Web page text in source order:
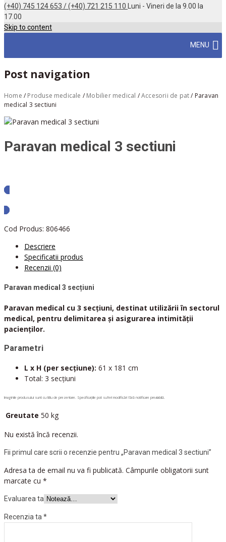
(+40) 745 124 653 / (+40) 721 215 110
Luni - Vineri de la 9.00 la
17.00
Skip to content
MENU
Post navigation
Home / Produse medicale / Mobilier medical /Accesorii de pat/ Paravan
medical 3 sectiuni
Paravan medical 3 sectiuni
Cod Produs: 806466
Descriere
Specificatii produs
Recenzii (0)
Paravan medical 3 secțiuni
Paravan medical cu 3 secțiuni, destinat utilizării în sectorul
medical, pentru delimitarea și asigurarea intimității
pacienților.
Parametri
L x H (per secțiune): 61 x 181 cm
Total: 3 secțiuni
Imaginile produsului sunt cu titlu de prezentare. Specificațiile pot suferi modificări fără notificare prealabilă.
Greutate 50 kg
Nu există încă recenzii.
Fii primul care scrii o recenzie pentru „Paravan medical 3 sectiuni”
Adresa ta de email nu va fi publicată. Câmpurile obligatorii sunt
marcate cu *
Evaluarea ta
Recenzia ta*